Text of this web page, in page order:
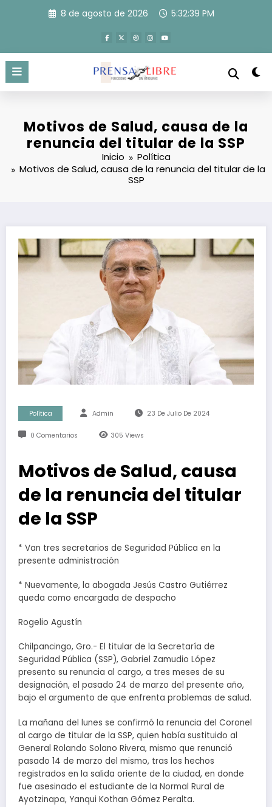
8 de agosto de 2026 5:32:40 PM
Motivos de Salud, causa de la
renuncia del titular de la SSP
Inicio
Política
Motivos de Salud, causa de la renuncia del titular de la
SSP
Política Admin 23 De Julio De 2024
0 Comentarios 305 Views
Motivos de Salud, causa
de la renuncia del titular
de la SSP
* Van tres secretarios de Seguridad Pública en la
presente administración
* Nuevamente, la abogada Jesús Castro Gutiérrez
queda como encargada de despacho
Rogelio Agustín
Chilpancingo, Gro.- El titular de la Secretaría de
Seguridad Pública (SSP), Gabriel Zamudio López
presento su renuncia al cargo, a tres meses de su
designación, el pasado 24 de marzo del presente año,
bajo el argumento de que enfrenta problemas de salud.
La mañana del lunes se confirmó la renuncia del Coronel
al cargo de titular de la SSP, quien había sustituido al
General Rolando Solano Rivera, mismo que renunció
pasado 14 de marzo del mismo, tras los hechos
registrados en la salida oriente de la ciudad, en donde
fue asesinado el estudiante de la Normal Rural de
Ayotzinapa, Yanqui Kothan Gómez Peralta.